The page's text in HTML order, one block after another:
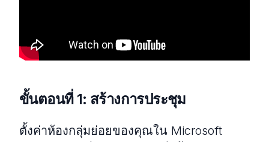
ขั้นตอนที่ 1: สร้างการประชุม
ตั้งค่าห้องกลุ่มย่อยของคุณใน Microsoft